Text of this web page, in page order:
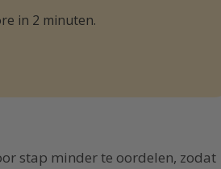
in 2 minuten.
stap minder te oordelen, zodat